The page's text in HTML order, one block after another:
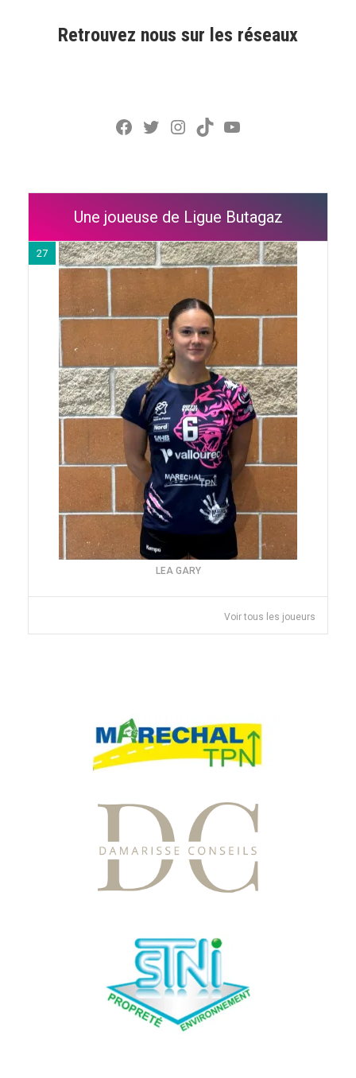
Retrouvez nous sur les réseaux
Facebook
Twitter
Instagram
TikTokYouTube
Une joueuse de Ligue Butagaz
27
LEA GARY
Voir tous les joueurs